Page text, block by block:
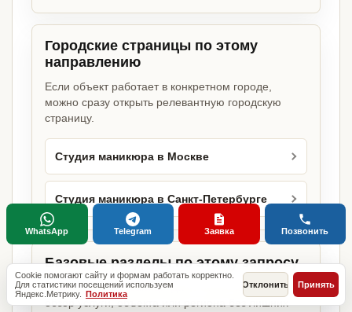
Городские страницы по этому
направлению
Если объект работает в конкретном городе,
можно сразу открыть релевантную городскую
страницу.
Студия маникюра в Москве
Студия маникюра в Санкт-Петербурге
Базовые разделы по этому запросу
Родительские страницы дают более широкий
обзор услуги, объекта или региона без лишних
Cookie помогают сайту и формам работать корректно.
Для статистики посещений используем
Яндекс.Метрику. Политика
Отклонить Принять
WhatsApp Telegram Заявка Позвонить